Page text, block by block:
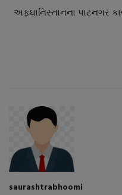
સ્વાસ્થ્ય
અફઘાનિસ્તાનના પાટનગર
saurashtrabhoomi